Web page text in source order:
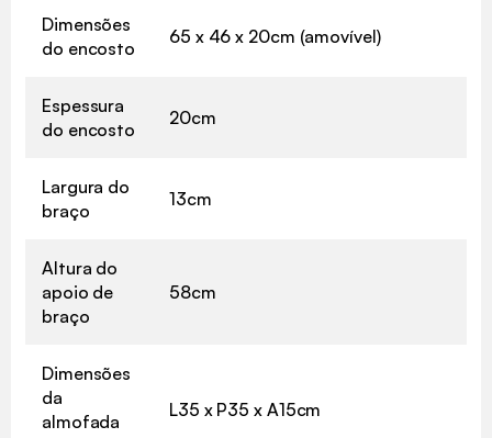
Dimensões
do encosto
65 x 46 x 20cm (amovível)
Espessura
do encosto
20cm
Largura do
braço
13cm
Altura do
apoio de
braço
58cm
Dimensões
da
almofada
L35 x P35 x A15cm